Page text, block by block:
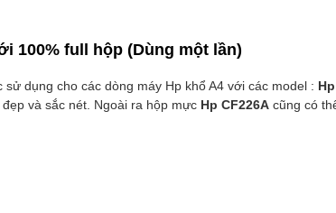
100% full hộp (Dùng một lần)
sử dụng cho các dòng máy Hp khổ A4 với các model :
và sắc nét. Ngoài ra hộp mực Hp CF226A cũng có